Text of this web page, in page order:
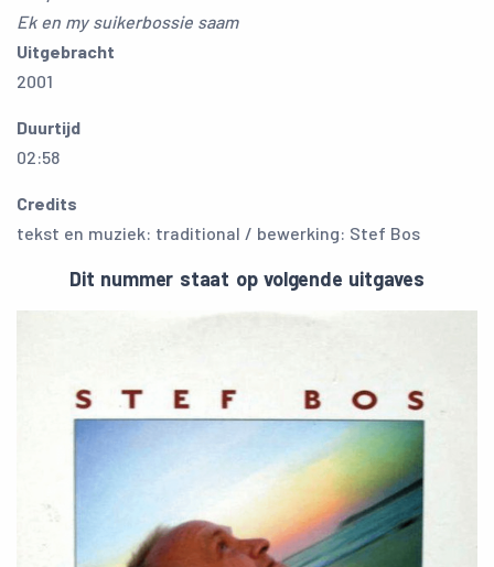
Ek en my suikerbossie saam
Uitgebracht
2001
Duurtijd
02:58
Credits
tekst en muziek: traditional / bewerking: Stef Bos
Dit nummer staat op volgende uitgaves